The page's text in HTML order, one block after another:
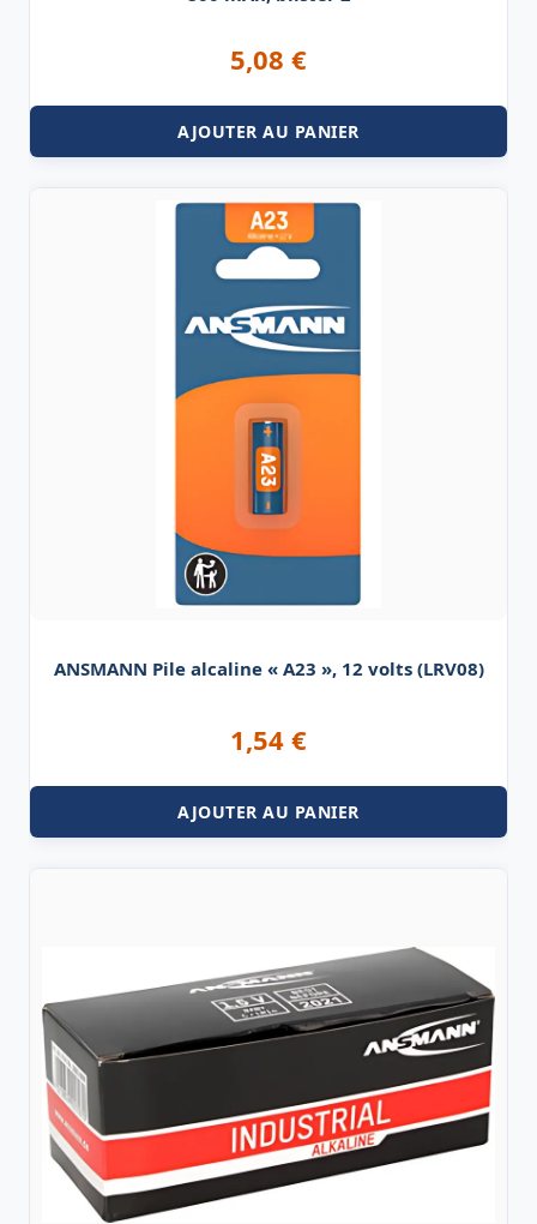
5,08 €
AJOUTER AU PANIER
ANSMANN Pile alcaline « A23 », 12 volts (LRV08)
1,54 €
AJOUTER AU PANIER